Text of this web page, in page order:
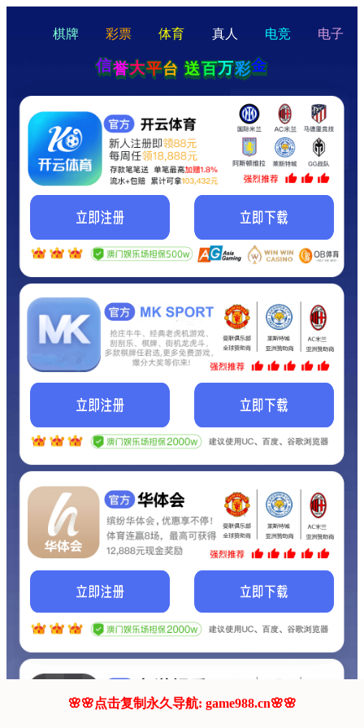
hello
Hey Guys!
我们即将上线啦...
我们的网站正在建设.
它将是非常棒的网站.
联系我们!